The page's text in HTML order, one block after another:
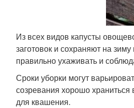
Из всех видов капусты
заготовок и сохраняют на
правильно ухаживать и
Сроки уборки могут
созревания хорошо храниться
для квашения.